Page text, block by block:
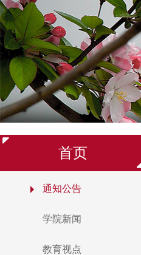
首页
通知公告
学院新闻
教育视点